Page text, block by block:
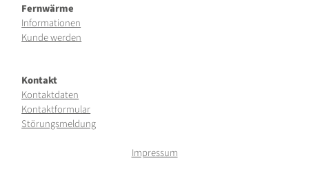
Fernwärme
Informationen
Kunde werden
Kontakt
Kontaktdaten
Kontaktformular
Störungsmeldung
Impressum